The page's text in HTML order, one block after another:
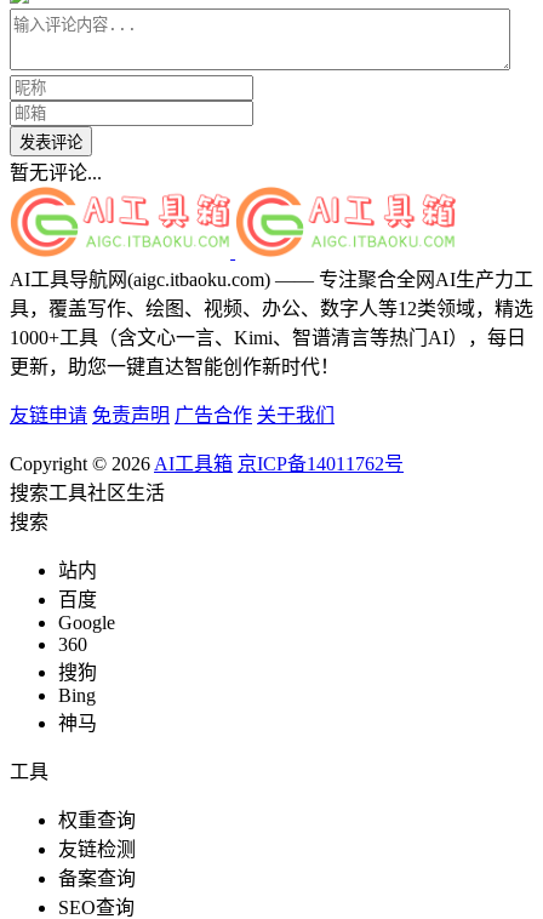
发表评论
暂无评论...
AI工具导航网(aigc.itbaoku.com) —— 专注聚合全网AI生产力工
具，覆盖写作、绘图、视频、办公、数字人等12类领域，精选
1000+工具（含文心一言、Kimi、智谱清言等热门AI），每日
更新，助您一键直达智能创作新时代！
友链申请 免责声明 广告合作 关于我们
Copyright © 2026 AI工具箱 京ICP备14011762号
搜索工具社区生活
搜索
站内
百度
Google
360
搜狗
Bing
神马
工具
权重查询
友链检测
备案查询
SEO查询